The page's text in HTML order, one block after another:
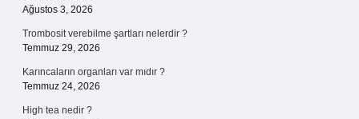
Ağustos 3, 2026
Trombosit verebilme şartları nelerdir ?
Temmuz 29, 2026
Karıncaların organları var mıdır ?
Temmuz 24, 2026
High tea nedir ?